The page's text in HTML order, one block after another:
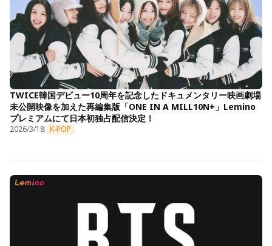
TWICE韓国デビュー10周年を記念したドキュメンタリー映画劇場
未公開映像を加えた再編集版「ONE IN A MILL10N+」Lemino
プレミアムにて日本初独占配信決定！
2026/3/18 K-POP